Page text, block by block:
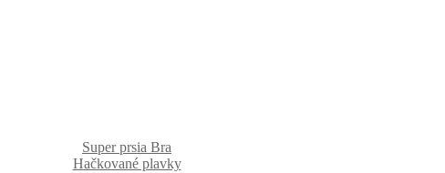
Super prsia Bra
Hačkované plavky